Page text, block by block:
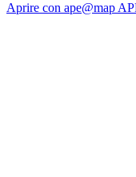
Aprire con ape@map